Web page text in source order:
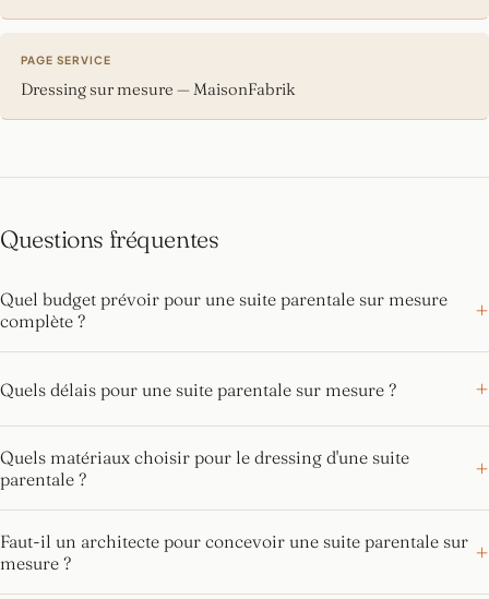
PAGE SERVICE
Dressing sur mesure — MaisonFabrik
Questions fréquentes
Quel budget prévoir pour une suite parentale sur mesure
complète ?
Quels délais pour une suite parentale sur mesure ?
Quels matériaux choisir pour le dressing d'une suite
parentale ?
Faut-il un architecte pour concevoir une suite parentale sur
mesure ?